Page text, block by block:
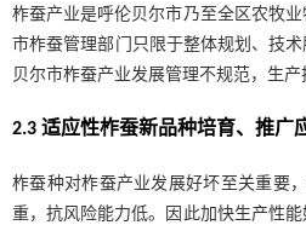
柞蚕产业是呼伦贝尔市乃至全区农牧
市柞蚕管理部门只限于整体规划、技
贝尔市柞蚕产业发展管理不规范，生
2.3 适应性柞蚕新品种培育、推广
柞蚕种对柞蚕产业发展好坏至关重要
重，抗风险能力低。因此加快生产性